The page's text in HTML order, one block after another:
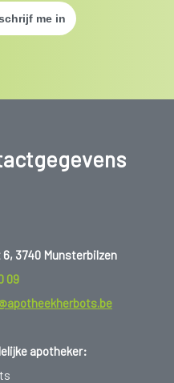
multidisciplinaire team
3740 Munsterbilzen
09
apotheker: